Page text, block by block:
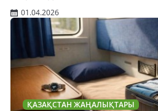
01.04.2026
ҚАЗАҚСТАН ЖАҢАЛЫҚТАРЫ